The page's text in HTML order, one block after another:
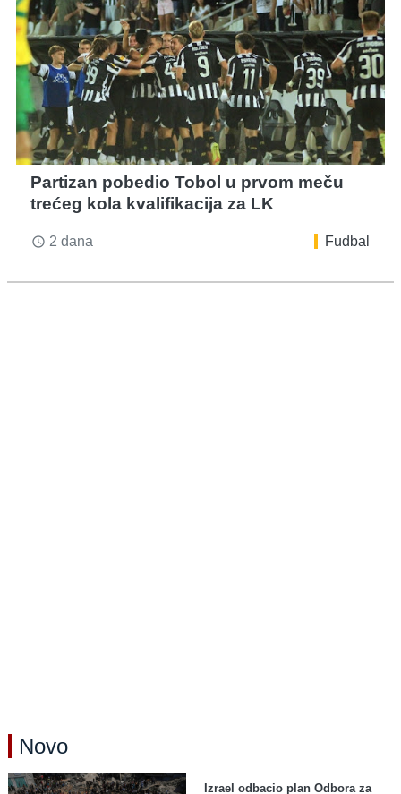
Partizan pobedio Tobol u prvom meču
trećeg kola kvalifikacija za LK
access_time 2 dana Fudbal
Novo
Izrael odbacio plan Odbora za